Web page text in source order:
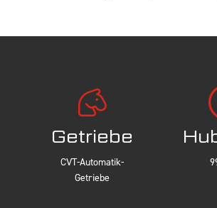
Getriebe
CVT-Automatik-
Getriebe